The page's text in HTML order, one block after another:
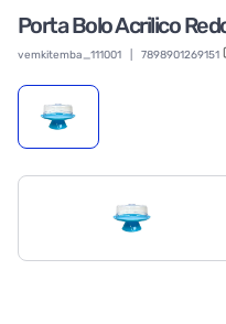
Porta Bolo Acrilico
vemkitemba_111001 7898901269151